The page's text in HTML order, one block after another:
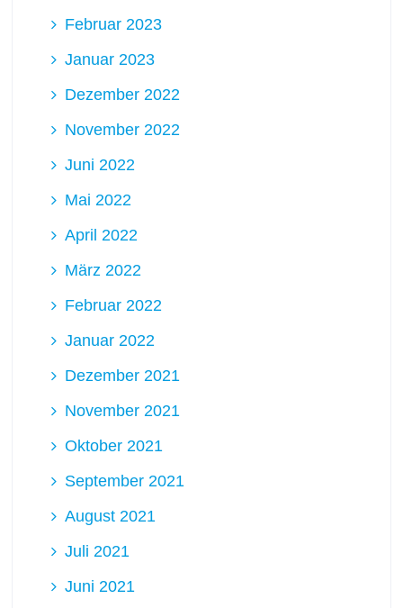
Februar 2023
Januar 2023
Dezember 2022
November 2022
Juni 2022
Mai 2022
April 2022
März 2022
Februar 2022
Januar 2022
Dezember 2021
November 2021
Oktober 2021
September 2021
August 2021
Juli 2021
Juni 2021